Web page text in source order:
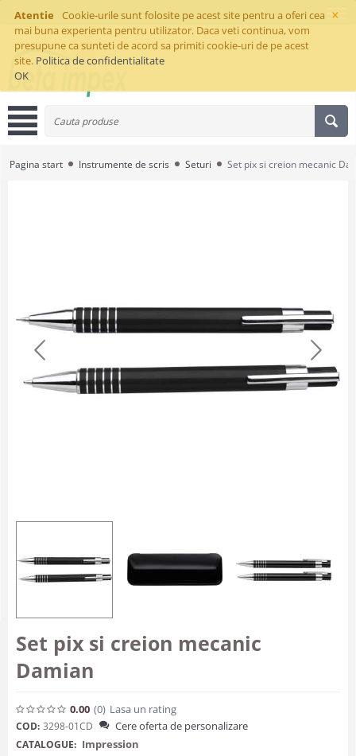
×
Atentie
Cookie-urile sunt folosite pe acest site pentru a oferi cea
mai buna experienta pentru utilizator. Daca veti continua, vom
presupune ca sunteti de acord sa primiti cookie-uri de pe acest
site. Politica de confidentialitate
OK
Pagina start Instrumente de scris Seturi Set pix si creion mecanic
Set pix si creion mecanic
Damian
0.00 (0) Lasa un rating
COD: 3298-01CD Cere oferta de personalizare
CATALOGUE: Impression